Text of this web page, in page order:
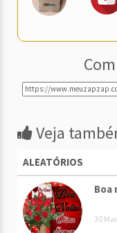
Veja
ALEATÓRIOS
Boa
30 Mai